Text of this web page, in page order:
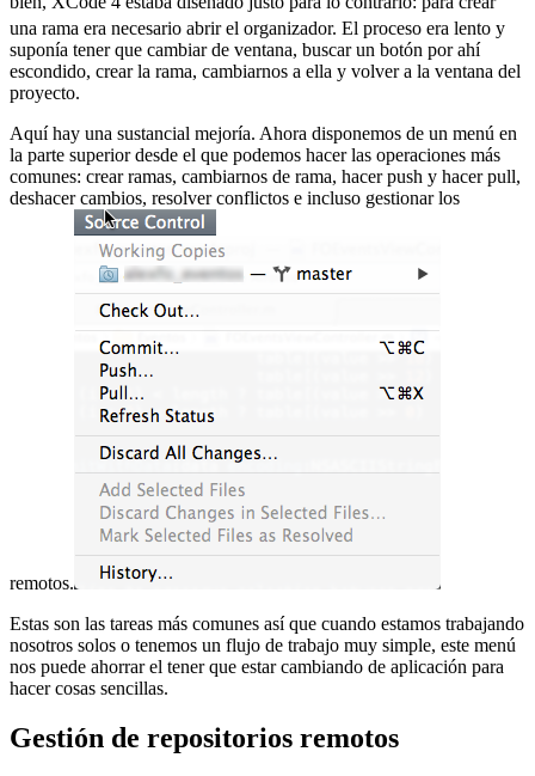
una rama era necesario abrir el organizador. El proceso era lento y
suponía tener que cambiar de ventana, buscar un botón por ahí
escondido, crear la rama, cambiarnos a ella y volver a la ventana del
proyecto.
Aquí hay una sustancial mejoría. Ahora disponemos de un menú en
la parte superior desde el que podemos hacer las operaciones más
comunes: crear ramas, cambiarnos de rama, hacer push y hacer pull,
deshacer cambios, resolver conflictos e incluso gestionar los
remotos.
Estas son las tareas más comunes así que cuando estamos trabajando
nosotros solos o tenemos un flujo de trabajo muy simple, este menú
nos puede ahorrar el tener que estar cambiando de aplicación para
hacer cosas sencillas.
Gestión de repositorios remotos